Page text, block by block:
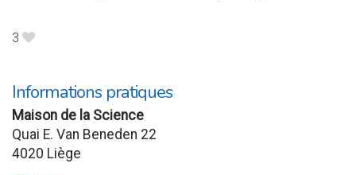
3 B
Informations pratiques
Maison de la Science
Quai E. Van Beneden 22
4020 Liège